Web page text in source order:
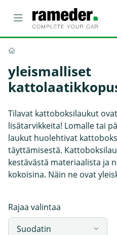
yleismalliset
Tilavat kattoboksilaukut
lisätarvikkeita! Lomalle tai
laukut huolehtivat
täyttämisestä.
kestävästä materiaalista ja
kokoisina. Näin ne ovat
Rajaa valintaa
Suodatin